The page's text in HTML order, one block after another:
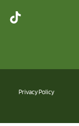
Privacy Policy